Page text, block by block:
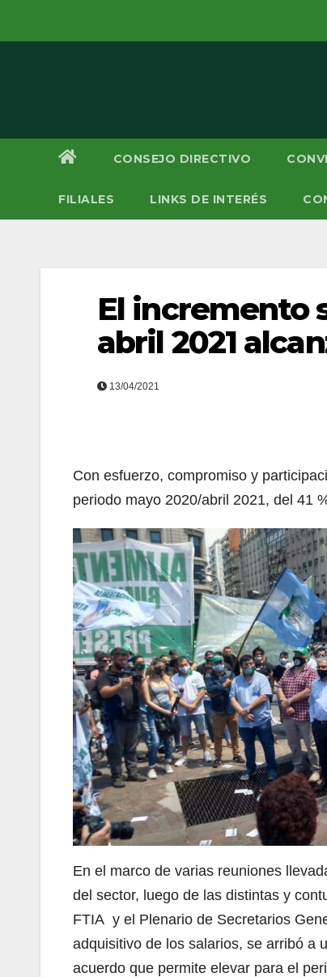
CONSEJO DIRECTIVO
FILIALES LINKS DE INTERÉS
El incremento
abril 2021
13/04/2021
Con esfuerzo, compromiso y
periodo mayo 2020/abril 2021, del 41
En el marco de varias reuniones
del sector, luego de las distintas y
FTIA y el Plenario de Secretarios
adquisitivo de los salarios, se arribó a
acuerdo que permite elevar para el